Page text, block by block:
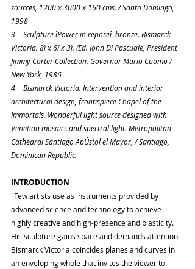
sources, 1200 x 3000 x 160 cms. / Santo Domingo,
1998
3 | Sculpture ìPower in reposeî, bronze. Bismarck
Victoria. 8î x 6î x 3î. (Ed. John Di Pascuale, President
Jimmy Carter Collection, Governor Mario Cuomo /
New York, 1986
4 | Bismarck Victoria. Intervention and interior
architectural design, frontispiece Chapel of the
Immortals. Wonderful light source designed with
Venetian mosaics and spectral light. Metropolitan
Cathedral Santiago ApÛstol el Mayor, / Santiago,
Dominican Republic.
INTRODUCTION
"Few artists use as instruments provided by
advanced science and technology to achieve
highly creative and high-presence and plasticity.
His sculpture gains space and demands attention.
Bismarck Victoria coincides planes and curves in
an enveloping whole that invites the viewer to